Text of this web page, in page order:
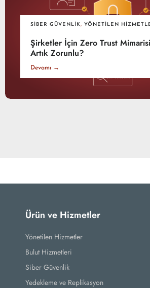
SIBER GÜVENLIK, YÖNETILEN
Şirketler İçin Zero Trust
Artık Zorunlu?
Devamı →
Ürün ve Hizmetler
Yönetilen Hizmetler
Bulut Hizmetleri
Siber Güvenlik
Yedekleme ve Replikasyon